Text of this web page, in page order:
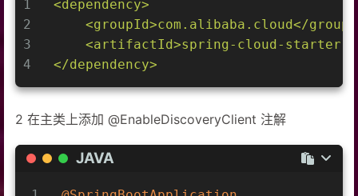
1
2
3
4
<dependency>
<groupId>com.alibaba.cloud</
<artifactId>spring-cloud-starter-
</dependency>
2 在主类上添加 @EnableDiscoveryClient 注解
JAVA